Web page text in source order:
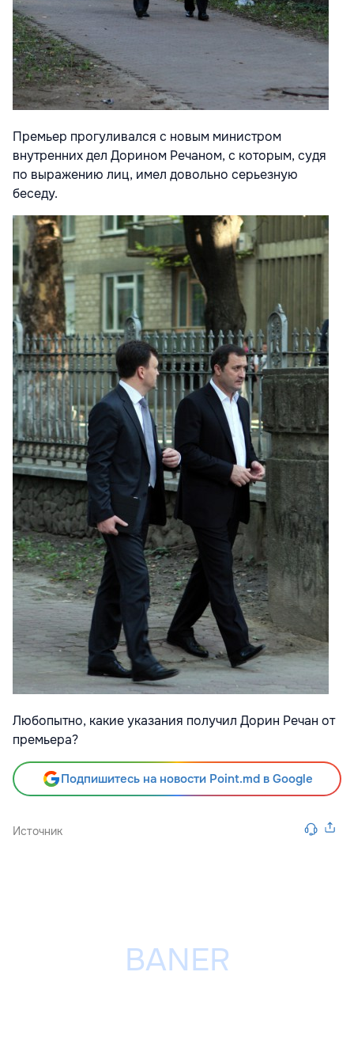
Премьер прогуливался с новым министром
внутренних дел Дорином Речаном, с которым, судя
по выражению лиц, имел довольно серьезную
беседу.
Любопытно, какие указания получил Дорин Речан от
премьера?
Подпишитесь на новости Point.md в Google
Источник